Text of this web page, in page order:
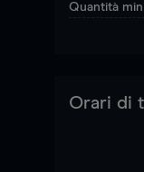
Quantità
Orari di